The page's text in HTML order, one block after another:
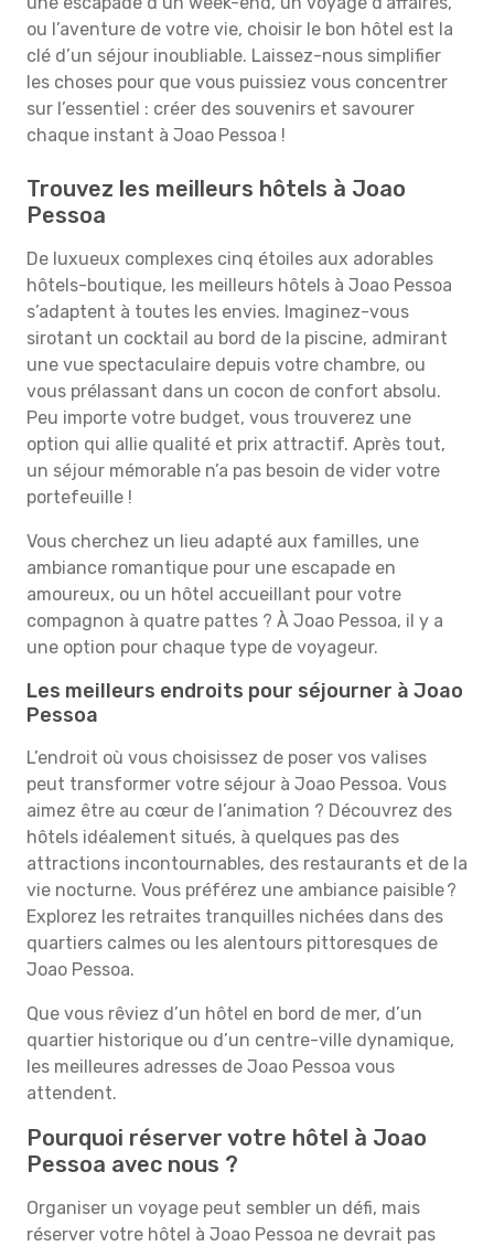
ou l’aventure de votre vie, choisir le bon hôtel est la
clé d’un séjour inoubliable. Laissez-nous simplifier
les choses pour que vous puissiez vous concentrer
sur l’essentiel : créer des souvenirs et savourer
chaque instant à Joao Pessoa !
Trouvez les meilleurs hôtels à Joao
Pessoa
De luxueux complexes cinq étoiles aux adorables
hôtels-boutique, les meilleurs hôtels à Joao Pessoa
s’adaptent à toutes les envies. Imaginez-vous
sirotant un cocktail au bord de la piscine, admirant
une vue spectaculaire depuis votre chambre, ou
vous prélassant dans un cocon de confort absolu.
Peu importe votre budget, vous trouverez une
option qui allie qualité et prix attractif. Après tout,
un séjour mémorable n’a pas besoin de vider votre
portefeuille !
Vous cherchez un lieu adapté aux familles, une
ambiance romantique pour une escapade en
amoureux, ou un hôtel accueillant pour votre
compagnon à quatre pattes ? À Joao Pessoa, il y a
une option pour chaque type de voyageur.
Les meilleurs endroits pour séjourner à Joao
Pessoa
L’endroit où vous choisissez de poser vos valises
peut transformer votre séjour à Joao Pessoa. Vous
aimez être au cœur de l’animation ? Découvrez des
hôtels idéalement situés, à quelques pas des
attractions incontournables, des restaurants et de la
vie nocturne. Vous préférez une ambiance paisible ?
Explorez les retraites tranquilles nichées dans des
quartiers calmes ou les alentours pittoresques de
Joao Pessoa.
Que vous rêviez d’un hôtel en bord de mer, d’un
quartier historique ou d’un centre-ville dynamique,
les meilleures adresses de Joao Pessoa vous
attendent.
Pourquoi réserver votre hôtel à Joao
Pessoa avec nous ?
Organiser un voyage peut sembler un défi, mais
réserver votre hôtel à Joao Pessoa ne devrait pas